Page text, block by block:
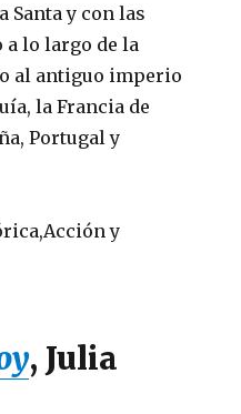
Santa y con las
lo largo de la
al antiguo imperio
la Francia de
Portugal y
y
, Julia